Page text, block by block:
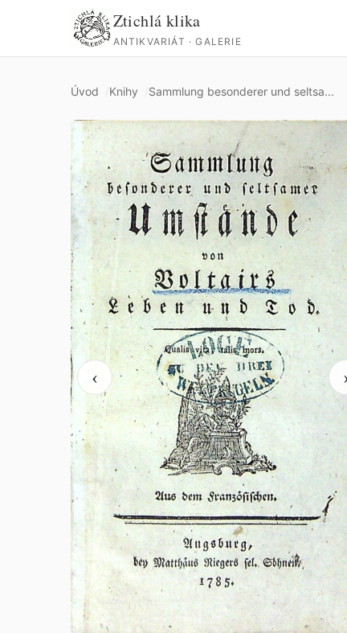
Ztichlá klika
ANTIKVARIÁT · GALERIE
Úvod Knihy Sammlung besonderer und seltsa...
‹